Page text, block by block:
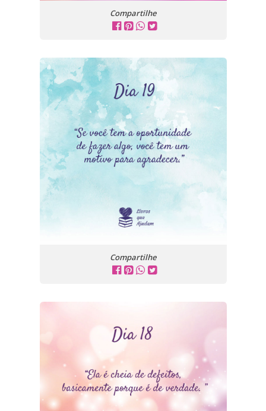
Compartilhe
Compartilhe